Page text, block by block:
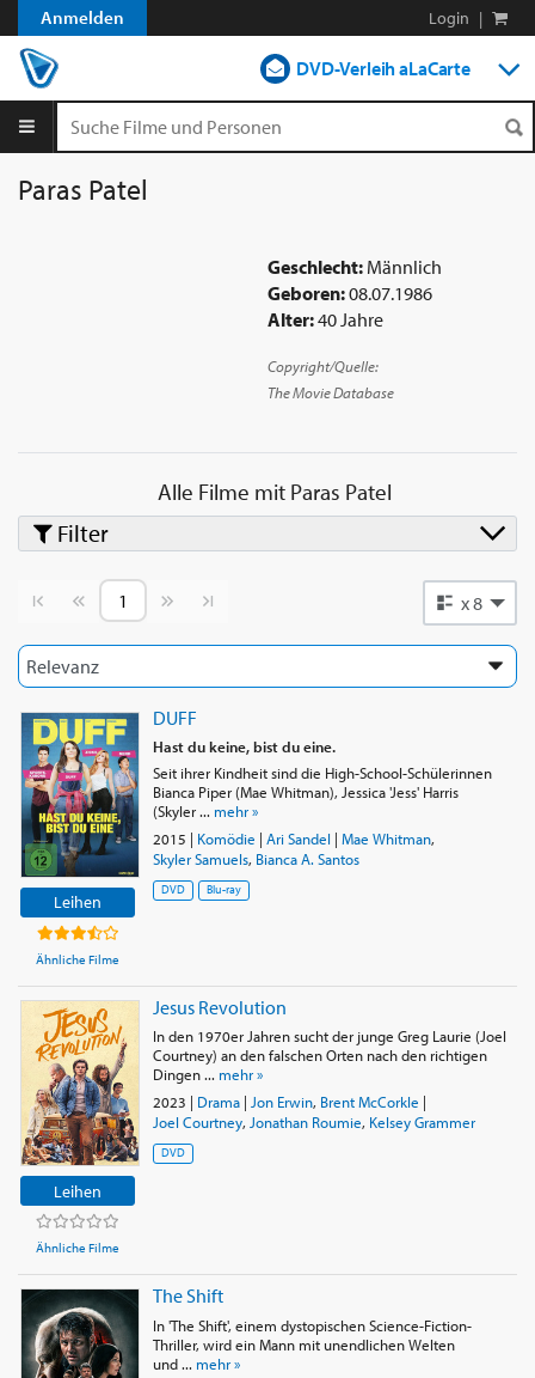
Anmelden Login |
DVD-Verleih aLaCarte
Geschlecht: Männlich
Geboren:08.07.1986
Alter:40 Jahre
Copyright/Quelle:
The Movie Database
Paras Patel
Alle Filme mit Paras Patel
Vorherige SeiteNächste Seite x 8
Leihen
Ähnliche Filme
DUFF
Hast du keine, bist du eine.
Seit ihrer Kindheit sind die High-School-Schülerinnen
Bianca Piper (Mae Whitman), Jessica 'Jess' Harris
(Skyler ... mehr »
2015 | Komödie | Ari Sandel| Mae Whitman,
Skyler Samuels, Bianca A. Santos
DVD Blu-ray
Leihen
Ähnliche Filme
Jesus Revolution
In den 1970er Jahren sucht der junge Greg Laurie (Joel
Courtney) an den falschen Orten nach den richtigen
Dingen ... mehr »
2023 | Drama| Jon Erwin, Brent McCorkle |
Joel Courtney, Jonathan Roumie, Kelsey Grammer
DVD
The Shift
In 'The Shift', einem dystopischen Science-Fiction-
Thriller, wird ein Mann mit unendlichen Welten
und ... mehr »
Filter